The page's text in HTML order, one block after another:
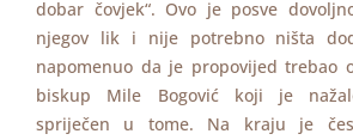
dobar čovjek“. Ovo je posve
njegov lik i nije potrebno ništa
napomenuo da je propovijed trebao
biskup Mile Bogović koji je
spriječen u tome. Na kraju je